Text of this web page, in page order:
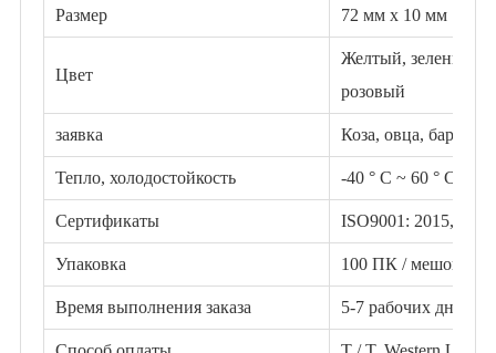
Размер 72 мм x 10 мм
Цвет
Желтый, зеленый,
розовый
заявка Коза, овца,
Тепло, холодостойкость -40 ° С ~ 60 ° С
Сертификаты ISO9001: 2015,
Упаковка 100 ПК / мешок,
Время выполнения заказа 5-7 рабочих дней